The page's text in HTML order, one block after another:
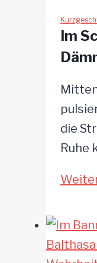
Im
die
Ruhe